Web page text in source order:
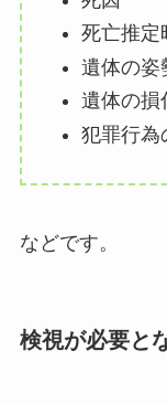
死亡推定
遺体の姿
遺体の損
犯罪行為
などです。
検視が必要と